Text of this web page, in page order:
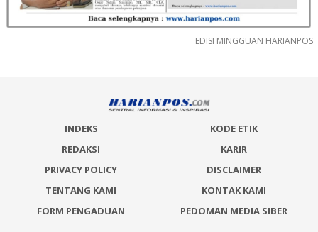
EDISI MINGGUAN HARIANPOS
INDEKS
KODE ETIK
REDAKSI
KARIR
PRIVACY POLICY
DISCLAIMER
TENTANG KAMI
KONTAK KAMI
FORM PENGADUAN
PEDOMAN MEDIA SIBER